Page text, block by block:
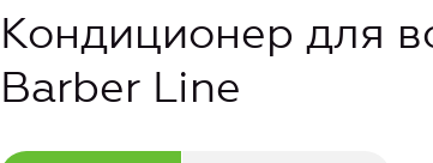
Кондиционер для
Barber Line